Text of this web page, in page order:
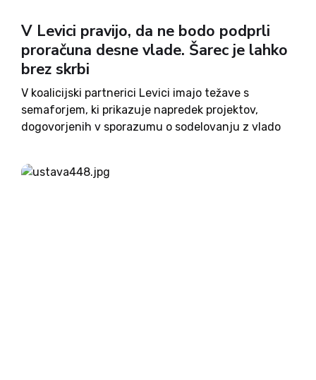
V Levici pravijo, da ne bodo podprli
proračuna desne vlade. Šarec je lahko
brez skrbi
V koalicijski partnerici Levici imajo težave s
semaforjem, ki prikazuje napredek projektov,
dogovorjenih v sporazumu o sodelovanju z vlado
eden, osem pa jih je še na začetni točki. Svet
stranke je...